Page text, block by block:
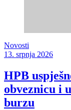
Novosti
13. srpnja 2026
HPB
obveznicu i
burzu